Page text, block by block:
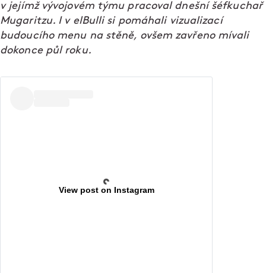
v jejímž vývojovém týmu pracoval dnešní šéfkuchař
Mugaritzu. I v elBulli si pomáhali vizualizací
budoucího menu na stěně, ovšem zavřeno mívali
dokonce půl roku.
View post on Instagram